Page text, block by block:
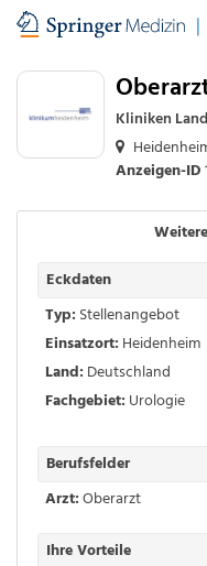
Kliniken
Anzeigen-ID
Eckdaten
Typ: Stellenangebot
Einsatzort: Heidenheim
Land: Deutschland
Fachgebiet: Urologie
Berufsfelder
Arzt:Oberarzt
Ihre Vorteile